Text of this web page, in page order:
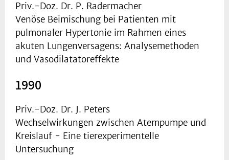
Priv.-Doz. Dr. P. Radermacher
Venöse Beimischung bei Patienten mit
pulmonaler Hypertonie im Rahmen eines
akuten Lungenversagens: Analysemethoden
und Vasodilatatoreffekte
1990
Priv.-Doz. Dr. J. Peters
Wechselwirkungen zwischen Atempumpe und
Kreislauf - Eine tierexperimentelle
Untersuchung